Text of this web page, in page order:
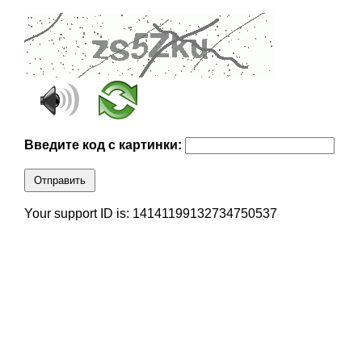
Введите код с картинки:
Отправить
Your support ID is: 14141199132734750537